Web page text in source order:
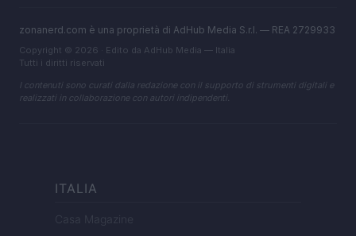
zonanerd.com è una proprietà di AdHub Media S.r.l. — REA 2729933
Copyright © 2026 · Edito da AdHub Media — Italia
Tutti i diritti riservati
I contenuti sono curati dalla redazione con il supporto di strumenti digitali e
realizzati in collaborazione con autori indipendenti.
ITALIA
Casa Magazine